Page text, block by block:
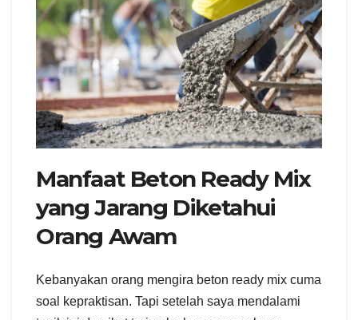
Manfaat Beton Ready Mix
yang Jarang Diketahui
Orang Awam
Kebanyakan orang mengira beton ready mix cuma
soal kepraktisan. Tapi setelah saya mendalami